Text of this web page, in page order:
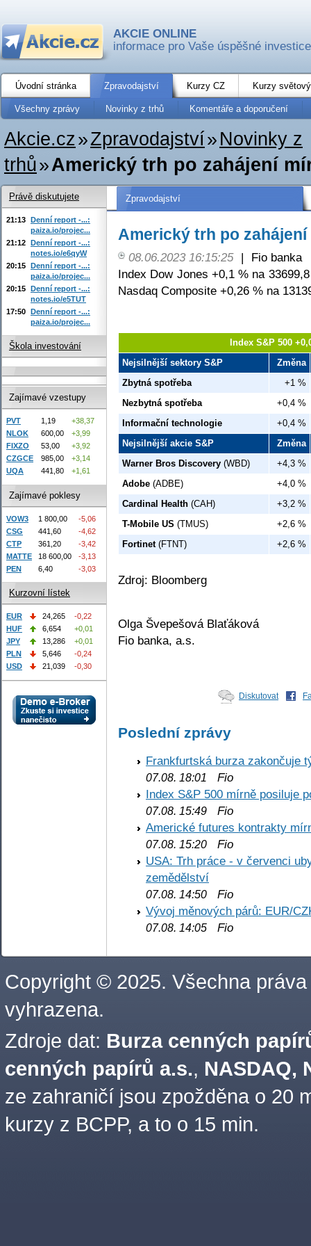
AKCIE ONLINE
informace pro Vaše úspěšné investice
Úvodní stránka Zpravodajství Kurzy CZ Kurzy
Všechny zprávy Novinky z trhů Komentáře a doporučení
Akcie.cz»Zpravodajství» Novinky z
trhů»Americký trh po zahájení
Zpravodajství
Americký trh po
08.06.2023 16:15:25 |
Fio banka
Index Dow Jones +0,1 % na
Nasdaq Composite +0,26 % na
Index S&P 500
Nejsilnější sektory S&P
Změna
Zbytná spotřeba
+1 %
Nezbytná spotřeba
+0,4 %
Informační technologie
+0,4 %
Nejsilnější akcie S&P
Změna
Warner Bros Discovery (WBD)
+4,3 %
Adobe (ADBE)
+4,0 %
Cardinal Health (CAH)
+3,2 %
T-Mobile US (TMUS)
+2,6 %
Fortinet(FTNT) +2,6 %
Zdroj: Bloomberg
Olga Švepešová Blaťáková
Fio banka, a.s.
Diskutovat
Poslední zprávy
Frankfurtská burza zakončuje
07.08. 18:01
Fio
Index S&P 500 mírně posiluje
07.08. 15:49 Fio
Americké futures kontrakty
07.08. 15:20 Fio
USA: Trh práce - v červenci
zemědělství
07.08. 14:50 Fio
Vývoj měnových párů: EUR/
07.08. 14:05 Fio
Právě diskutujete
21:13 Denní report -...:
paiza.io/projec...
21:12 Denní report -...:
notes.io/e6qyW
20:15 Denní report -...:
paiza.io/projec...
20:15 Denní report -...:
notes.io/e5TUT
17:50 Denní report -...:
paiza.io/projec...
Škola investování
Zajímavé vzestupy
PVT 1,19
+38,37
NLOK
600,00
+3,99
FIXZO
53,00
+3,92
CZGCE
985,00
+3,14
UQA
441,80 +1,61
Zajímavé poklesy
VOW3 1 800,00
-5,06
CSG
441,60
-4,62
CTP
361,20
-3,42
MATTE
18 600,00
-3,13
PEN
6,40 -3,03
Kurzovní lístek
EUR 24,265
-0,22
HUF
6,654
+0,01
JPY
13,286
+0,01
PLN
5,646
-0,24
USD
21,039 -0,30
Copyright © 2025. Všechna práva
vyhrazena.
Zdroje dat: Burza cenných
cenných papírů a.s., NASDAQ,
ze zahraničí jsou zpožděna o 20
kurzy z BCPP, a to o 15 min.